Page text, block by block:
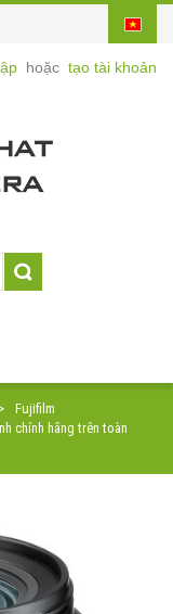
hoặc tạo tài khoản
Fujifilm
chính hãng trên toàn